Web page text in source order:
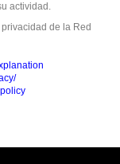
actividad.
de la Red